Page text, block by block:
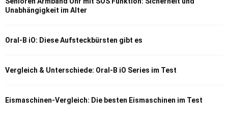
Unabhängigkeit im Alter
Oral-B iO: Diese Aufsteckbürsten gibt es
Vergleich & Unterschiede: Oral-B iO Series im Test
Eismaschinen-Vergleich: Die besten Eismaschinen im Test